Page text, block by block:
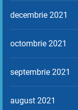
decembrie 2021
octombrie 2021
septembrie 2021
august 2021